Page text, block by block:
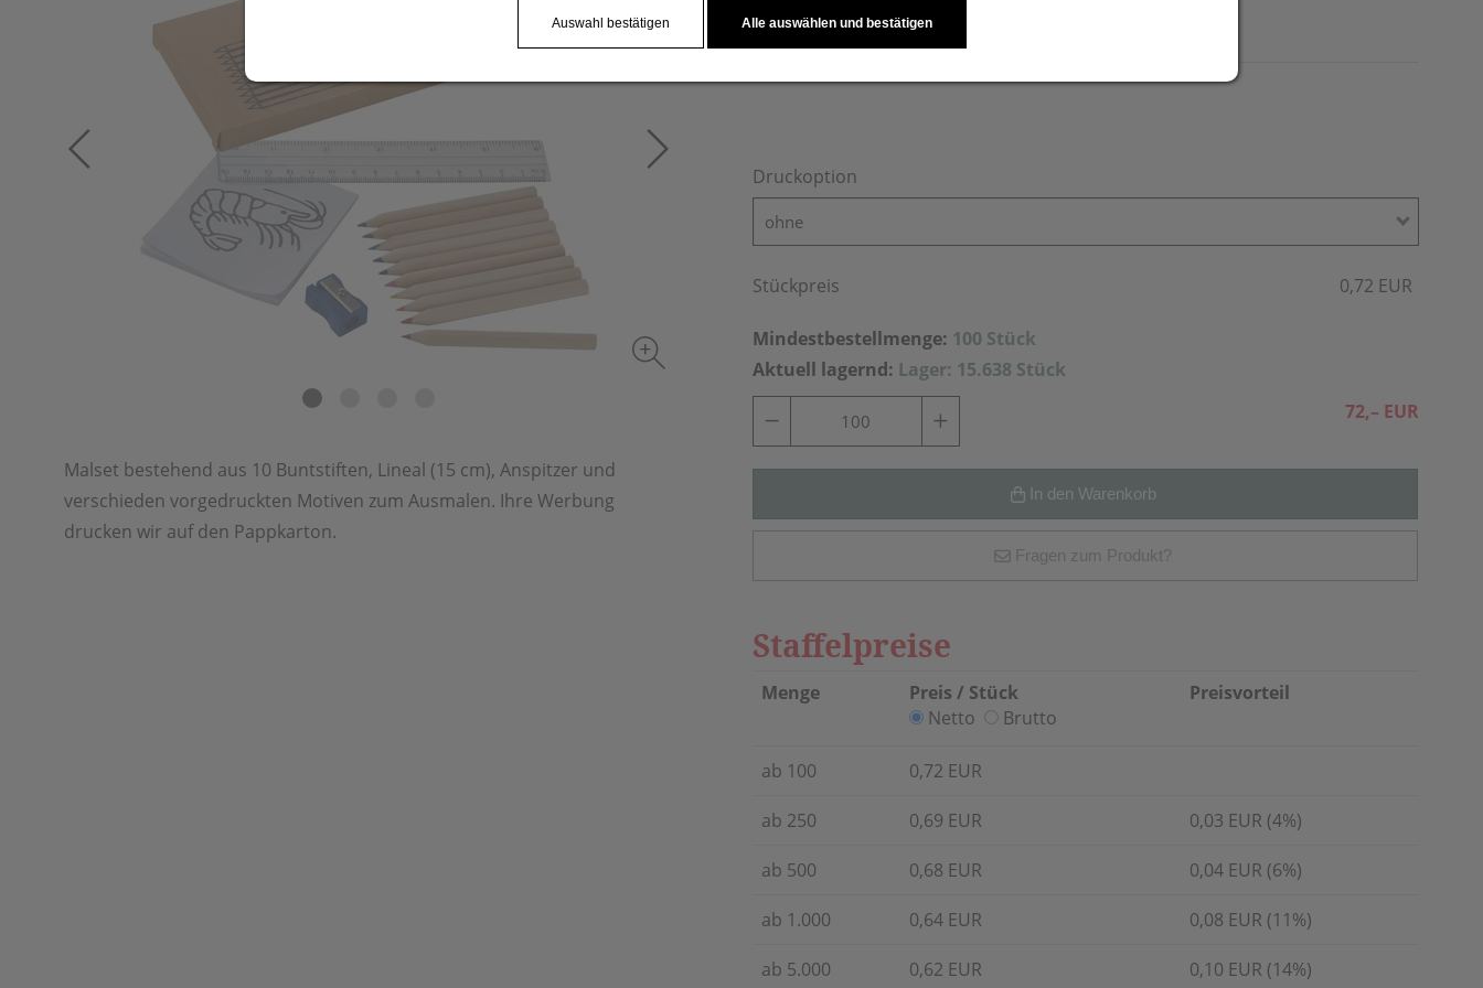
Malset bestehend aus 10 Buntstiften, Lineal (15 cm), Anspitzer und
verschieden vorgedruckten Motiven zum Ausmalen. Ihre Werbung
drucken wir auf den Pappkarton.
Druckoption
ohne
Stückpreis 0,72 EUR
Mindestbestellmenge: 100 Stück
Aktuell lagernd: Lager: 15.638 Stück
72,– EUR
In den Warenkorb
Fragen zum Produkt?
Staffelpreise
Menge
Preis / Stück
Netto
Brutto
Preisvorteil
ab 100 0,72 EUR
ab 250 0,69 EUR 0,03 EUR (4%)
ab 500 0,68 EUR 0,04 EUR (6%)
ab 1.000 0,64 EUR 0,08 EUR (11%)
ab 5.000 0,62 EUR 0,10 EUR (14%)
Auswahl bestätigen Alle auswählen und bestätigen